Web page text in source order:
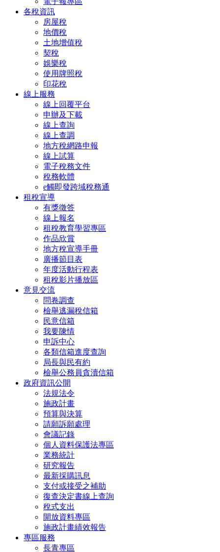
各稅資訊
房屋稅
地價稅
土地增值稅
契稅
娛樂稅
使用牌照稅
印花稅
線上服務
線上回覆平台
申辦及下載
線上查詢
線上查調
地方稅網路申報
線上試算
電子稅務文件
稅務軟體
e觸即發跨域稅務通
租稅宣導
有獎徵答
線上報名
租稅教育學習專區
作品欣賞
地方稅宣導手冊
廣播節目表
年度活動行程表
租稅影片播放區
意見交流
問卷調查
檢舉逃漏稅信箱
民意信箱
我要陳情
申訴中心
各類信箱進度查詢
局長與民有約
檢舉公務員貪瀆信箱
政府資訊公開
法規法令
施政計畫
預算與決算
請願訴願處理
會議記錄
個人資料保護法專區
業務統計
研究報告
最新採購訊息
支付或接受之補助
復查決定書線上查詢
稅式支出
開放資料專區
施政計畫績效報告
專區服務
長青專區